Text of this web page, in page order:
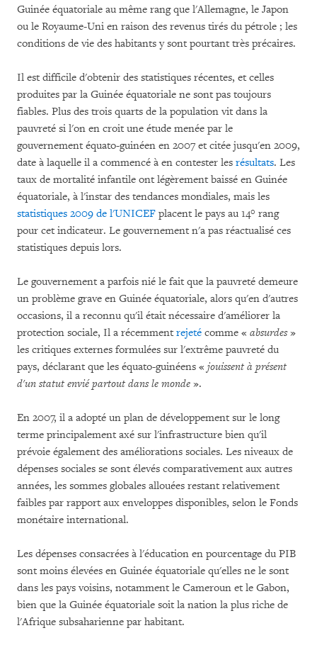
Guinée équatoriale au même rang que l'Allemagne, le Japon
ou le Royaume-Uni en raison des revenus tirés du pétrole ; les
conditions de vie des habitants y sont pourtant très précaires.
Il est difficile d'obtenir des statistiques récentes, et celles
produites par la Guinée équatoriale ne sont pas toujours
fiables. Plus des trois quarts de la population vit dans la
pauvreté si l'on en croit une étude menée par le
gouvernement équato-guinéen en 2007 et citée jusqu'en 2009,
date à laquelle il a commencé à en contester les résultats. Les
taux de mortalité infantile ont légèrement baissé en Guinée
équatoriale, à l'instar des tendances mondiales, mais les
statistiques 2009 de l'UNICEF placent le pays au 14° rang
pour cet indicateur. Le gouvernement n'a pas réactualisé ces
statistiques depuis lors.
Le gouvernement a parfois nié le fait que la pauvreté demeure
un problème grave en Guinée équatoriale, alors qu'en d'autres
occasions, il a reconnu qu'il était nécessaire d'améliorer la
protection sociale, Il a récemment rejeté comme « absurdes»
les critiques externes formulées sur l'extrême pauvreté du
pays, déclarant que les équato-guinéens « jouissent à présent
d'un statut envié partout dans le monde ».
En 2007, il a adopté un plan de développement sur le long
terme principalement axé sur l'infrastructure bien qu'il
prévoie également des améliorations sociales. Les niveaux de
dépenses sociales se sont élevés comparativement aux autres
années, les sommes globales allouées restant relativement
faibles par rapport aux enveloppes disponibles, selon le Fonds
monétaire international.
Les dépenses consacrées à l'éducation en pourcentage du PIB
sont moins élevées en Guinée équatoriale qu'elles ne le sont
dans les pays voisins, notamment le Cameroun et le Gabon,
bien que la Guinée équatoriale soit la nation la plus riche de
l'Afrique subsaharienne par habitant.